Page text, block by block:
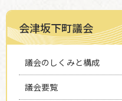
会津坂下町議会
議会のしくみと構成
議会要覧